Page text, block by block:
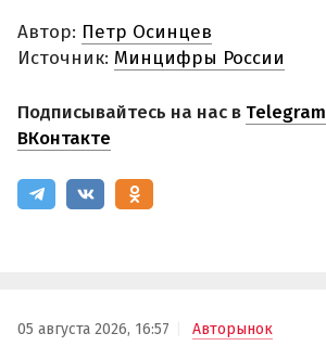
Автор: Петр Осинцев
Источник: Минцифры России
Подписывайтесь на нас в Telegram
ВКонтакте
05 августа 2026, 16:57 Авторынок